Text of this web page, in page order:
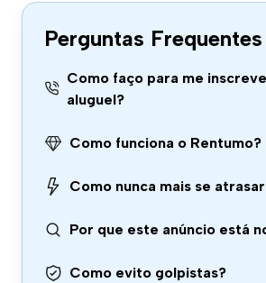
Perguntas Frequentes
Como faço para me
aluguel?
Como funciona o Rentumo?
Como nunca mais se
Por que este anúncio está
Como evito golpistas?